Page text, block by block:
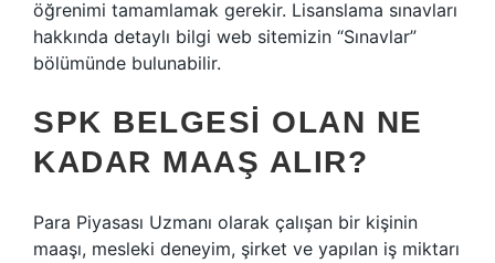
öğrenimi tamamlamak gerekir. Lisanslama sınavları
hakkında detaylı bilgi web sitemizin “Sınavlar”
bölümünde bulunabilir.
SPK BELGESI OLAN NE
KADAR MAAŞ ALIR?
Para Piyasası Uzmanı olarak çalışan bir kişinin
maaşı, mesleki deneyim, şirket ve yapılan iş miktarı